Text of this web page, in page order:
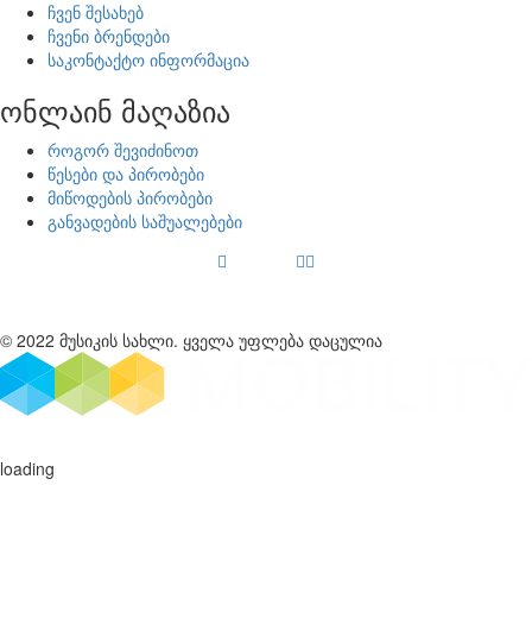
ჩვენ შესახებ
ჩვენი ბრენდები
საკონტაქტო ინფორმაცია
ონლაინ მაღაზია
როგორ შევიძინოთ
წესები და პირობები
მიწოდების პირობები
განვადების საშუალებები
© 2022 მუსიკის სახლი. ყველა უფლება დაცულია
loading